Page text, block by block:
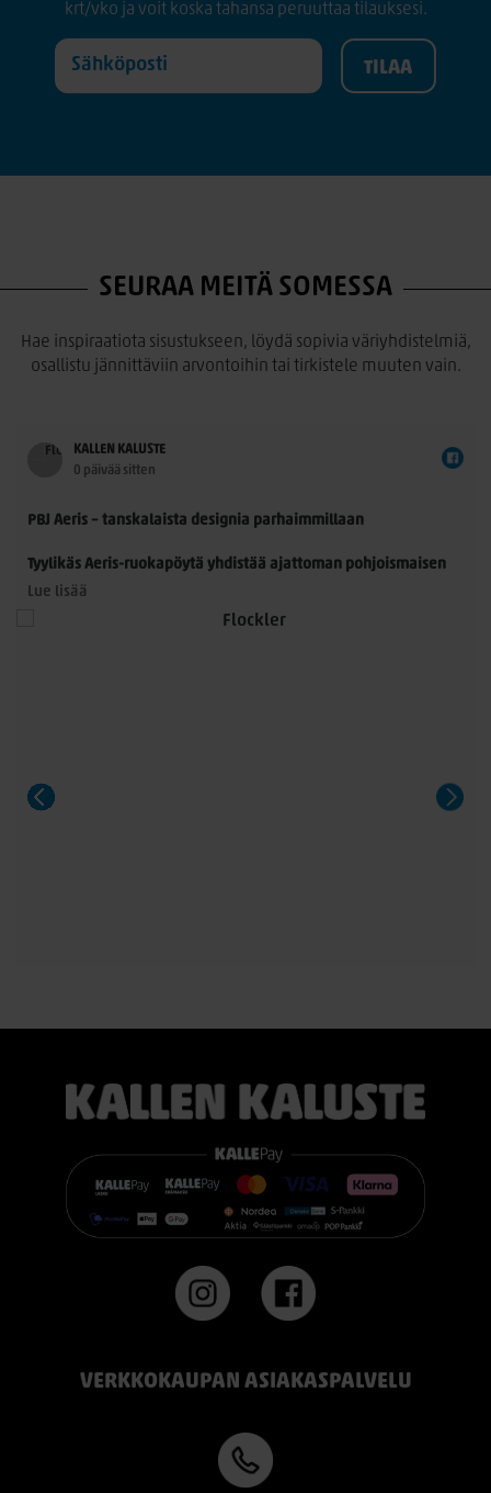
krt/vko ja voit koska tahansa peruuttaa tilauksesi.
SEURAA MEITÄ SOMESSA
Hae inspiraatiota sisustukseen, löydä sopivia väriyhdistelmiä,
osallistu jännittäviin arvontoihin tai tirkistele muuten vain.
KALLEN KALUSTE
0 päivää sitten
PBJ Aeris – tanskalaista designia parhaimmillaan
Tyylikäs Aeris-ruokapöytä yhdistää ajattoman pohjoismaisen
muotoilun ja käytännöllisyyden. Morten Svendsenin
suunnittelemassa pöydässä on kauniisti muotoillut
massiivitammijalat ja useita laadukkaita kansivaihtoehtoja.
illallisiin.
Lue lisää
VERKKOKAUPAN ASIAKASPALVELU